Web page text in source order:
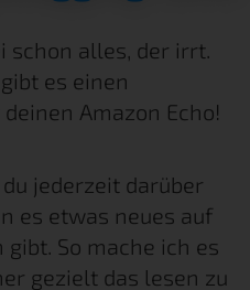
schon alles, der irrt.
es einen
Amazon Echo!
jederzeit darüber
es etwas neues auf
So mache ich es
gezielt das lesen zu